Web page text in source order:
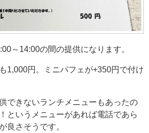
～14:00の間の提供になります。
1,000円。ミニパフェが+350円で付け
できないランチメニューもあったの
というメニューがあれば電話であら
良さそうです。